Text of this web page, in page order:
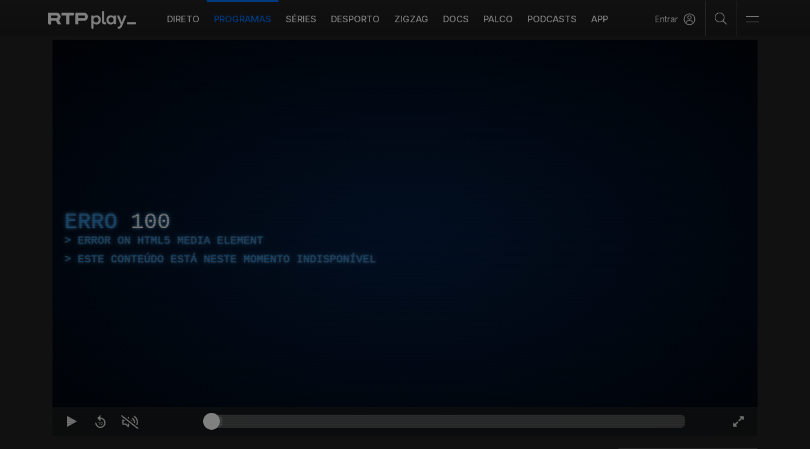
DIRETO PROGRAMAS SÉRIES DESPORTO ZIGZAG DOCS PALCO PODCASTS APP Entrar
ERRO 100
ERROR ON HTML5 MEDIA ELEMENT
ESTE CONTEÚDO ESTÁ NESTE MOMENTO INDISPONÍVEL